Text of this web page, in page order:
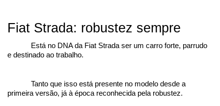
Fiat Strada: robustez sempre
Está no DNA da Fiat Strada ser um carro forte, parrudo
e destinado ao trabalho.
Tanto que isso está presente no modelo desde a
primeira versão, já à época reconhecida pela robustez.